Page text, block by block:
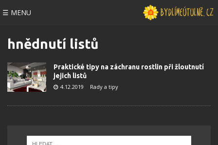
☰ MENU
hnědnutí listů
Praktické tipy na záchranu rostlin při žloutnutí
jejich listů
4.12.2019 Rady a tipy